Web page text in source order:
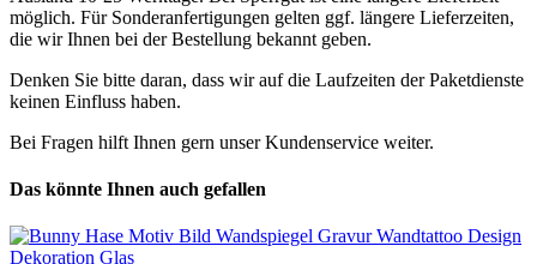
möglich. Für Sonderanfertigungen gelten ggf. längere Lieferzeiten,
die wir Ihnen bei der Bestellung bekannt geben.
Denken Sie bitte daran, dass wir auf die Laufzeiten der Paketdienste
keinen Einfluss haben.
Bei Fragen hilft Ihnen gern unser Kundenservice weiter.
Das könnte Ihnen auch gefallen